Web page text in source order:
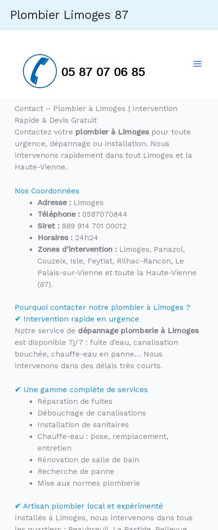
contenu
Plombier Limoges 87
Contact – Plombier à Limoges | Intervention
Rapide & Devis Gratuit
Contactez votre plombier à Limogespour toute
urgence, dépannage ou installation. Nous
intervenons rapidement dans tout Limoges et la
Haute-Vienne.
Nos Coordonnées
Adresse :Limoges
Téléphone :0587070844
Siret :889 914 701 00012
Horaires :24h24
Zones d’intervention :Limoges, Panazol,
Couzeix, Isle, Feytiat, Rilhac-Rancon, Le
Palais-sur-Vienne et toute la Haute-Vienne
(87).
Pourquoi contacter notre plombier à Limoges ?
✔ Intervention rapide en urgence
Notre service de dépannage plomberie à Limoges
est disponible 7j/7 : fuite d’eau, canalisation
bouchée, chauffe-eau en panne… Nous
intervenons dans des délais très courts.
✔ Une gamme complète de services
Réparation de fuites
Débouchage de canalisations
Installation de sanitaires
Chauffe-eau : pose, remplacement,
entretien
Rénovation de salle de bain
Recherche de panne
Mise aux normes plomberie
✔ Artisan plombier local et expérimenté
Installés à Limoges, nous intervenons dans tous